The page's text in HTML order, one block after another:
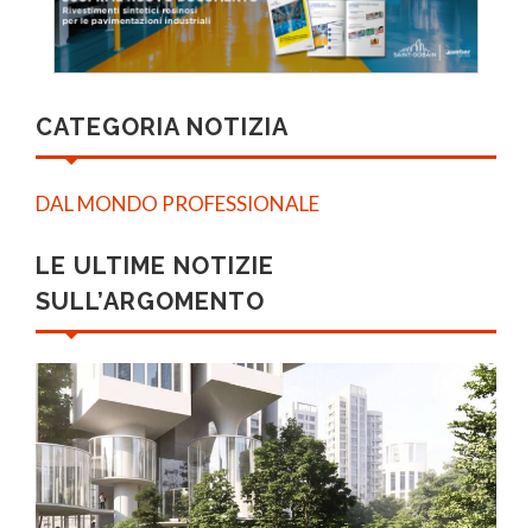
CATEGORIA NOTIZIA
DAL MONDO PROFESSIONALE
LE ULTIME NOTIZIE
SULL’ARGOMENTO